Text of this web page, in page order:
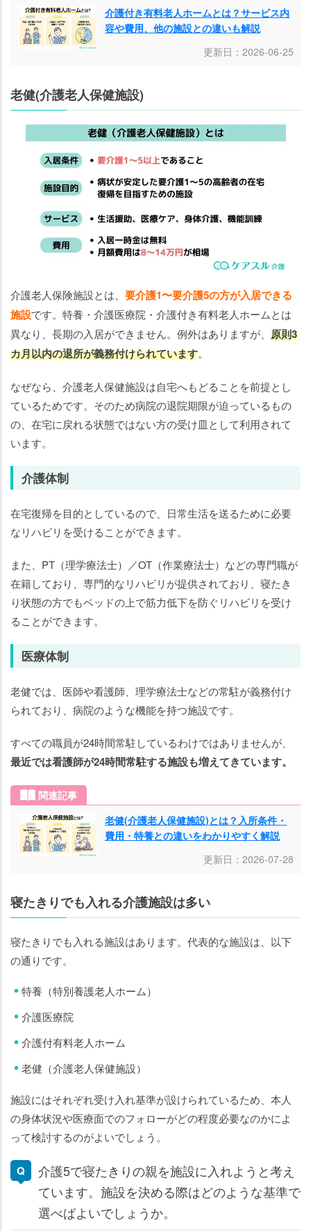
介護付き有料老人ホームとは？サービス内
容や費用、他の施設との違いも解説
更新日：2026-06-25
老健(介護老人保健施設)
介護老人保険施設とは、 要介護1〜要介護5の方が入居できる
施設です。特養・介護医療院・介護付き有料老人ホームとは
異なり、長期の入居ができません。例外はありますが、 原則3
カ月以内の退所が義務付けられています。
なぜなら、介護老人保健施設は自宅へもどることを前提とし
ているためです。そのため病院の退院期限が迫っているもの
の、在宅に戻れる状態ではない方の受け皿として利用されて
います。
介護体制
在宅復帰を目的としているので、日常生活を送るために必要
なリハビリを受けることができます。
また、PT（理学療法士）／OT（作業療法士）などの専門職が
在籍しており、専門的なリハビリが提供されており、寝たき
り状態の方でもベッドの上で筋力低下を防ぐリハビリを受け
ることができます。
医療体制
老健では、医師や看護師、理学療法士などの常駐が義務付け
られており、病院のような機能を持つ施設です。
すべての職員が24時間常駐しているわけではありませんが、
最近では看護師が24時間常駐する施設も増えてきています。
関連記事
老健(介護老人保健施設)とは？入所条件・
費用・特養との違いをわかりやすく解説
更新日：2026-07-28
寝たきりでも入れる介護施設は多い
寝たきりでも入れる施設はあります。代表的な施設は、以下
の通りです。
特養（特別養護老人ホーム）
介護医療院
介護付有料老人ホーム
老健（介護老人保健施設）
施設にはそれぞれ受け入れ基準が設けられているため、本人
の身体状況や医療面でのフォローがどの程度必要なのかによ
って検討するのがよいでしょう。
介護5で寝たきりの親を施設に入れようと考え
ています。施設を決める際はどのような基準で
選べばよいでしょうか。